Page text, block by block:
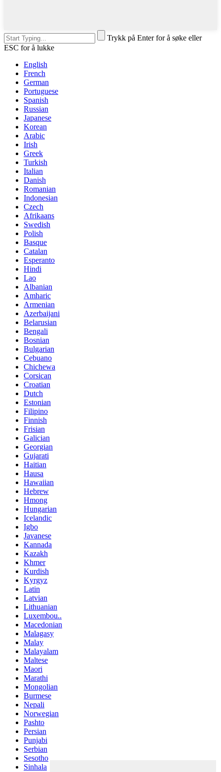
Trykk på Enter for å søke eller
ESC for å lukke
English
French
German
Portuguese
Spanish
Russian
Japanese
Korean
Arabic
Irish
Greek
Turkish
Italian
Danish
Romanian
Indonesian
Czech
Afrikaans
Swedish
Polish
Basque
Catalan
Esperanto
Hindi
Lao
Albanian
Amharic
Armenian
Azerbaijani
Belarusian
Bengali
Bosnian
Bulgarian
Cebuano
Chichewa
Corsican
Croatian
Dutch
Estonian
Filipino
Finnish
Frisian
Galician
Georgian
Gujarati
Haitian
Hausa
Hawaiian
Hebrew
Hmong
Hungarian
Icelandic
Igbo
Javanese
Kannada
Kazakh
Khmer
Kurdish
Kyrgyz
Latin
Latvian
Lithuanian
Luxembou..
Macedonian
Malagasy
Malay
Malayalam
Maltese
Maori
Marathi
Mongolian
Burmese
Nepali
Norwegian
Pashto
Persian
Punjabi
Serbian
Sesotho
Sinhala